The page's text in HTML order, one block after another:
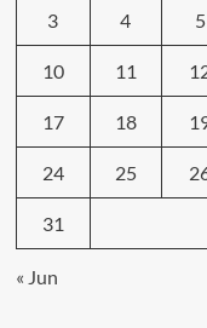
3 4 5
10 11
17 18
24 25
31
« Jun